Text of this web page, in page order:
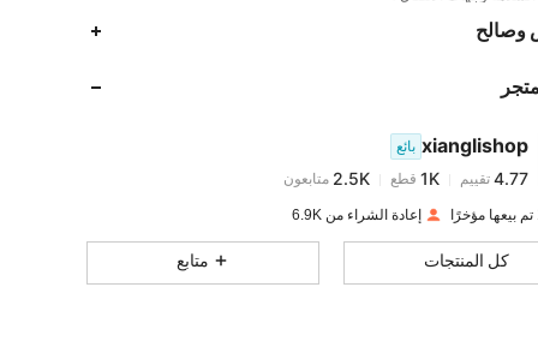
وصالح
xianglishop بائع
4.77
4.77
4.77
1K قطع 2.5K متابعون
c***s تم دفعمنذ 1 يوم
4.77
1K
2.5K
إعادة الشراء من 6.9K
كل المنتجات متابع